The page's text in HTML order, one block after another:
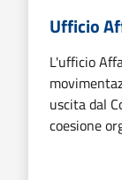
Ufficio
L'ufficio
uscita dal
coesione